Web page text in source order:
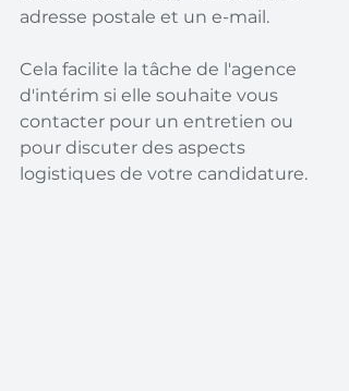
adresse postale et un e-mail.
Cela facilite la tâche de l'agence
d'intérim si elle souhaite vous
contacter pour un entretien ou
pour discuter des aspects
logistiques de votre candidature.